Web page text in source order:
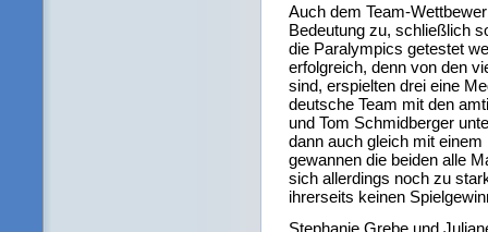
Auch dem Team-
Bedeutung zu, schließlich
die Paralympics getestet
erfolgreich, denn von den
sind, erspielten drei eine
deutsche Team mit den
und Tom Schmidberger
dann auch gleich mit
gewannen die beiden alle
sich allerdings noch zu
ihrerseits keinen